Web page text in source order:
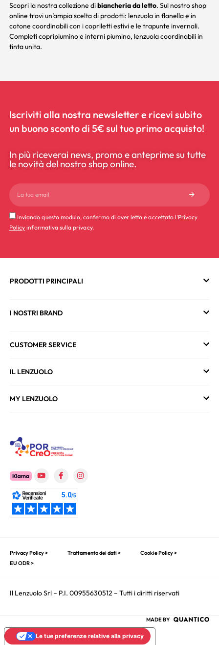
Scopri la nostra collezione dibiancheria da letto. Sul nostro shop
online trovi un’ampia scelta di prodotti: lenzuola in flanella e in
cotone coordinabili con icopriletti estivie le trapunte invernali.
Completicopripiuminoe interni piumino, lenzuola coordinabiliin
tinta unita.
Iscriviti alla nostra newsletter e ricevi subito
un buono sconto di 5€ sul tuo primo acquisto!
In più riceverai news, promo e anteprime su tutte
le novità del nostro shop online.
Inviando questo modulo, confermo di aver letto e accettato l'Privacy
Policy informativa sulla privacy.
PRODOTTI PRINCIPALI
I NOSTRI BRAND
CUSTOMER SERVICE
IL LENZUOLO
MY LENZUOLO
Privacy Policy > Trattamento dei dati >
Cookie Policy >
EU ODR >
Il Lenzuolo Srl – P.I. 00955630512 – Tutti i diritti riservati
MADE BY
Le tue preferenze relative alla privacy